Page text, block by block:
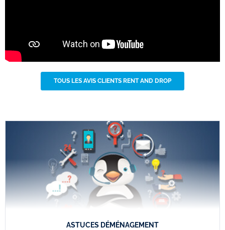
TOUS LES AVIS CLIENTS RENT AND DROP
ASTUCES DÉMÉNAGEMENT